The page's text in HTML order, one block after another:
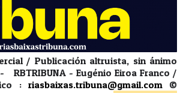
/ Publicación altruista, sin ánimo
RBTRIBUNA - Eugénio Eiroa Franco /
: riasbaixas.tribuna@gmail.com
©